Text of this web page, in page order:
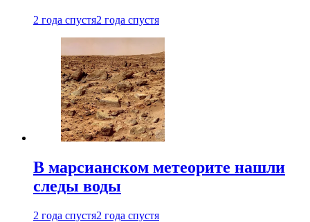
2 года спустя2 года спустя
В марсианском метеорите нашли
следы воды
2 года спустя2 года спустя